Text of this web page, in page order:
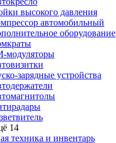
высокого давления
автомобильный
оборудование
модуляторы
зарядные устройства
14